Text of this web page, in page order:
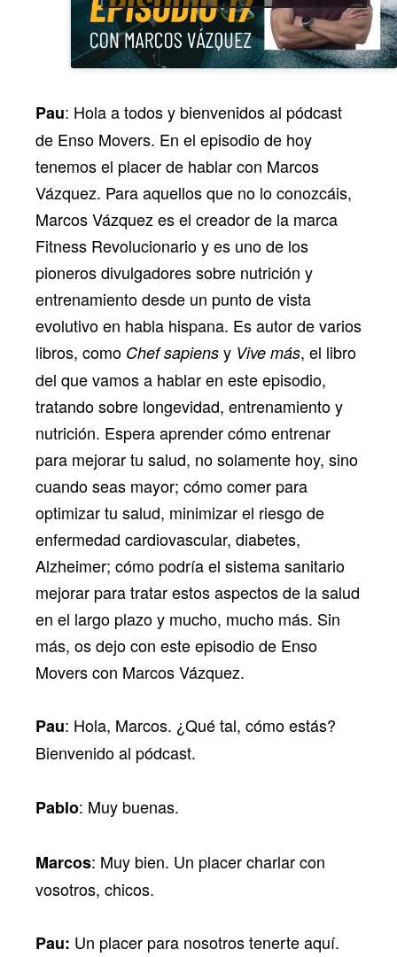
Pau: Hola a todos y bienvenidos al pódcast
de Enso Movers. En el episodio de hoy
tenemos el placer de hablar con Marcos
Vázquez. Para aquellos que no lo conozcáis,
Marcos Vázquez es el creador de la marca
Fitness Revolucionario y es uno de los
pioneros divulgadores sobre nutrición y
entrenamiento desde un punto de vista
evolutivo en habla hispana. Es autor de varios
libros, como Chef sapiens y Vive más, el libro
del que vamos a hablar en este episodio,
tratando sobre longevidad, entrenamiento y
nutrición. Espera aprender cómo entrenar
para mejorar tu salud, no solamente hoy, sino
cuando seas mayor; cómo comer para
optimizar tu salud, minimizar el riesgo de
enfermedad cardiovascular, diabetes,
Alzheimer; cómo podría el sistema sanitario
mejorar para tratar estos aspectos de la salud
en el largo plazo y mucho, mucho más. Sin
más, os dejo con este episodio de Enso
Movers con Marcos Vázquez.
Pau: Hola, Marcos. ¿Qué tal, cómo estás?
Bienvenido al pódcast.
Pablo: Muy buenas.
Marcos: Muy bien. Un placer charlar con
vosotros, chicos.
Pau: Un placer para nosotros tenerte aquí.